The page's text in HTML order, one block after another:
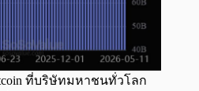
ที่บริษัทมหาชนทั่วโลก